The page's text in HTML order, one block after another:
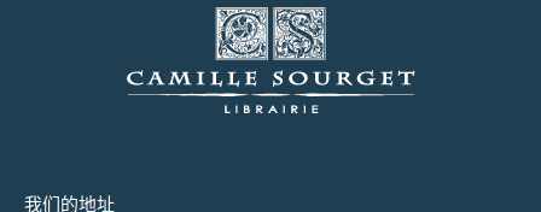
我们的地址